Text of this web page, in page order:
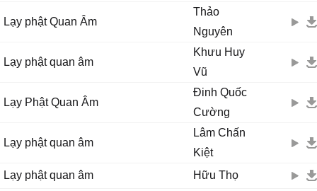
Lạy phật Quan Âm
Thảo
Nguyên
Lạy phật quan âm
Khưu Huy
Vũ
Lạy Phật Quan Âm
Đinh Quốc
Cường
Lạy phật quan âm
Lâm Chấn
Kiệt
Lạy phật quan âm
Hữu Thọ